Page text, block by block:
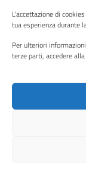
L'accettazione di
tua esperienza durante
Per ulteriori
terze parti, accedere
Piano di